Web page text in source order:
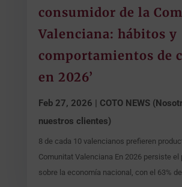
consumidor de la
Valenciana: hábitos y
comportamientos de
en 2026’
Feb 27, 2026 | COTO NEWS
nuestros clientes)
8 de cada 10 valencianos prefieren
Comunitat Valenciana En 2026 persiste
sobre la economía nacional, con el 63% de